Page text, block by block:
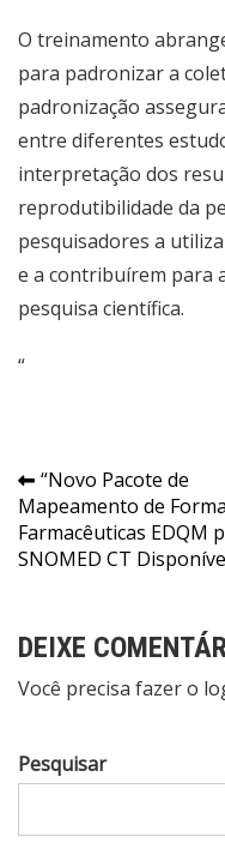
O treinamento
para padronizar a
padronização
entre diferentes
interpretação dos
reprodutibilidade da
pesquisadores a
e a contribuírem para
pesquisa científica.
“
Navegação
de
Post
“Novo Pacote de
Mapeamento de
Farmacêuticas EDQM
SNOMED CT
DEIXE
Você precisa fazer o
Pesquisar